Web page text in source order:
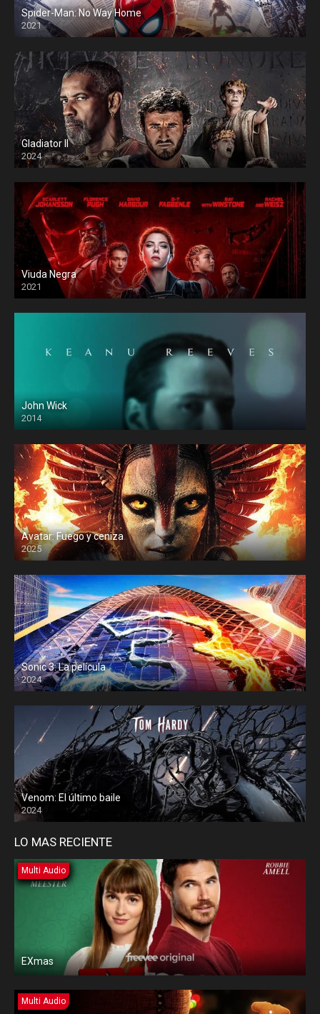
Spider-Man: No Way Home
2021
Gladiator II
2024
Viuda Negra
2021
John Wick
2014
Avatar: Fuego y ceniza
2025
Sonic 3: La película
2024
Venom: El último baile
2024
LO MAS RECIENTE
Multi Audio
EXmas
Multi Audio